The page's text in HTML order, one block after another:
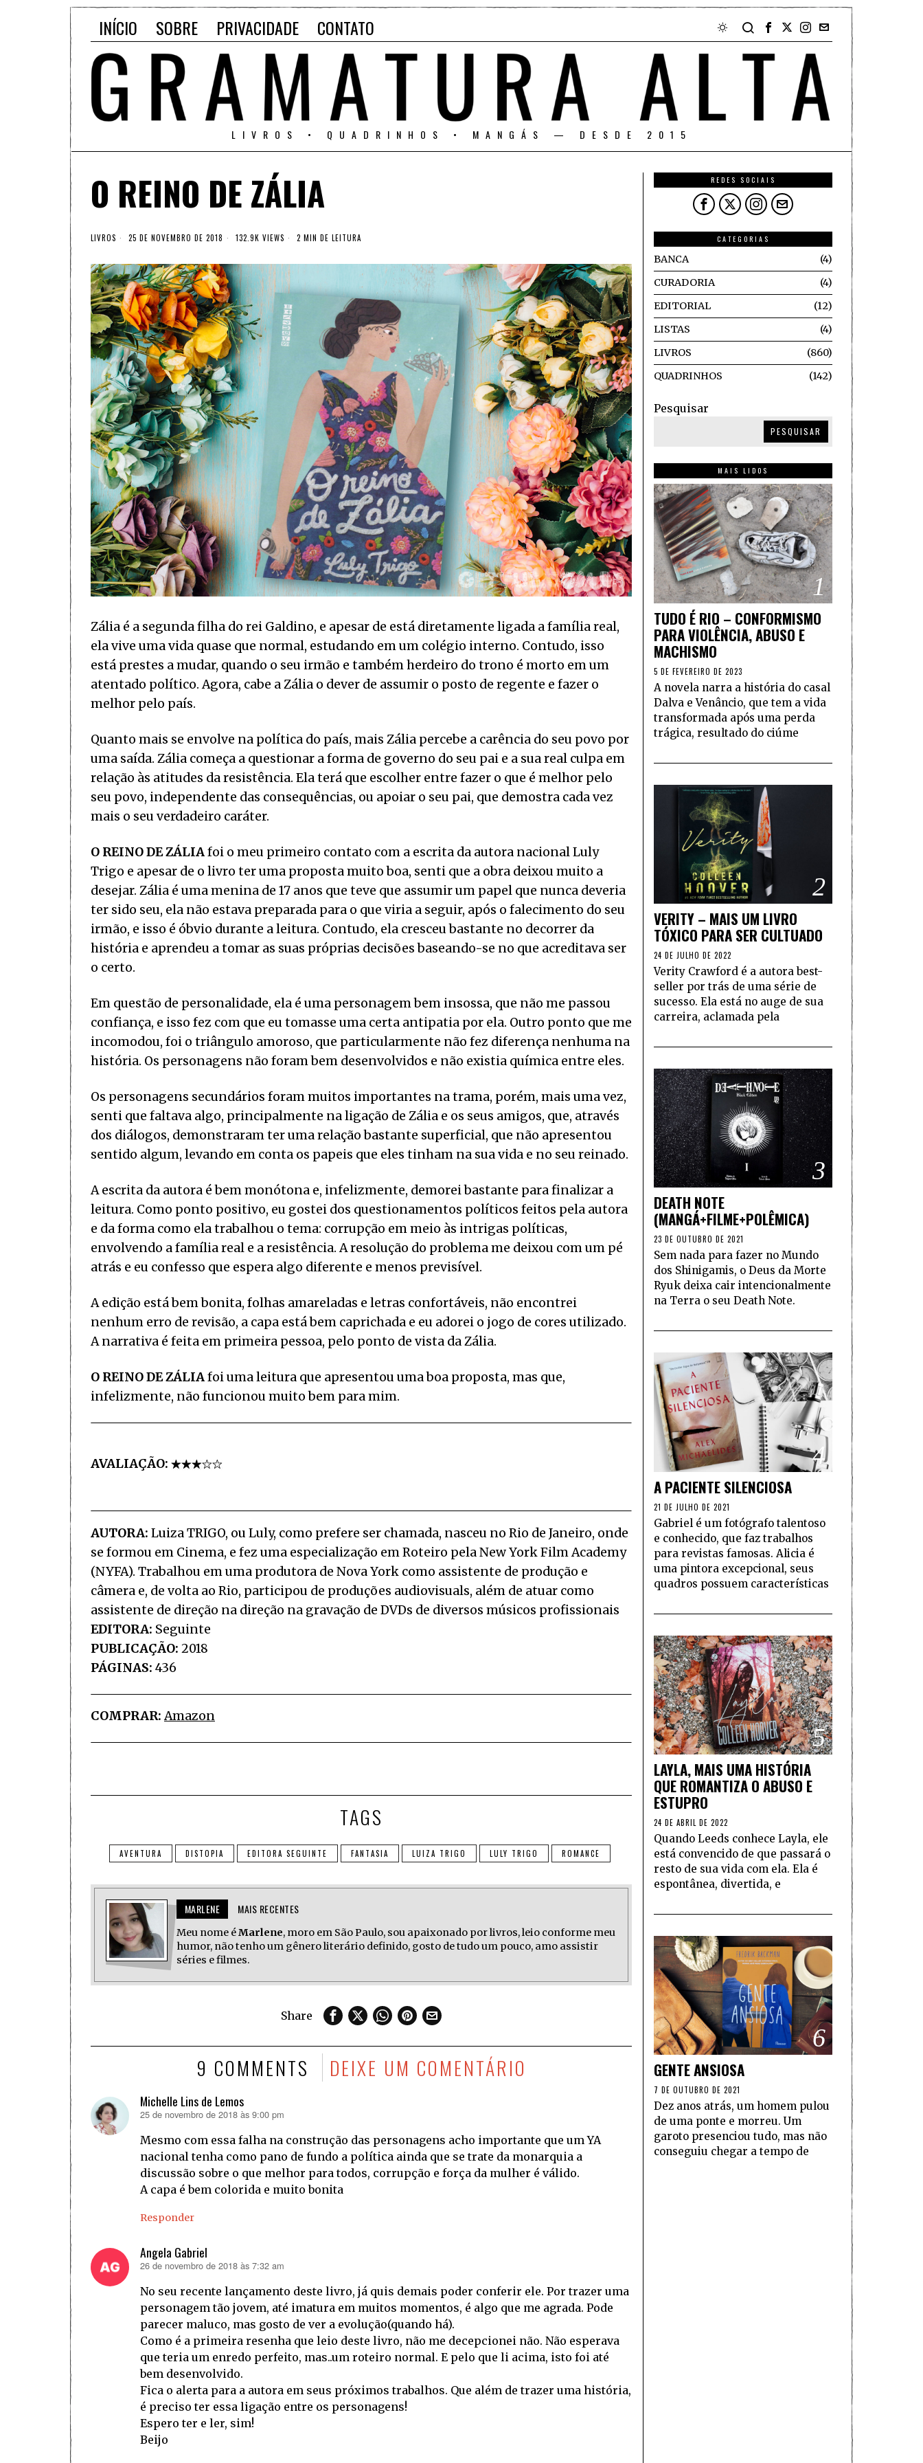
INÍCIO SOBRE PRIVACIDADE CONTATO
LIVROS • QUADRINHOS • MANGÁS — DESDE 2015
O REINO DE ZÁLIA
LIVROS 25 DE NOVEMBRO DE 2018 132.9K VIEWS 2 MIN DE LEITURA
Zália é a segunda filha do rei Galdino, e apesar de está diretamente ligada a família real,
ela vive uma vida quase que normal, estudando em um colégio interno. Contudo, isso
está prestes a mudar, quando o seu irmão e também herdeiro do trono é morto em um
atentado político. Agora, cabe a Zália o dever de assumir o posto de regente e fazer o
melhor pelo país.
Quanto mais se envolve na política do país, mais Zália percebe a carência do seu povo por
uma saída. Zália começa a questionar a forma de governo do seu pai e a sua real culpa em
relação às atitudes da resistência. Ela terá que escolher entre fazer o que é melhor pelo
seu povo, independente das consequências, ou apoiar o seu pai, que demostra cada vez
mais o seu verdadeiro caráter.
O REINO DE ZÁLIAfoi o meu primeiro contato com a escrita da autora nacional Luly
Trigo e apesar de o livro ter uma proposta muito boa, senti que a obra deixou muito a
desejar. Zália é uma menina de 17 anos que teve que assumir um papel que nunca deveria
ter sido seu, ela não estava preparada para o que viria a seguir, após o falecimento do seu
irmão, e isso é óbvio durante a leitura. Contudo, ela cresceu bastante no decorrer da
história e aprendeu a tomar as suas próprias decisões baseando-se no que acreditava ser
o certo.
Em questão de personalidade, ela é uma personagem bem insossa, que não me passou
confiança, e isso fez com que eu tomasse uma certa antipatia por ela. Outro ponto que me
incomodou, foi o triângulo amoroso, que particularmente não fez diferença nenhuma na
história. Os personagens não foram bem desenvolvidos e não existia química entre eles.
Os personagens secundários foram muitos importantes na trama, porém, mais uma vez,
senti que faltava algo, principalmente na ligação de Zália e os seus amigos, que, através
dos diálogos, demonstraram ter uma relação bastante superficial, que não apresentou
sentido algum, levando em conta os papeis que eles tinham na sua vida e no seu reinado.
A escrita da autora é bem monótona e, infelizmente, demorei bastante para finalizar a
leitura. Como ponto positivo, eu gostei dos questionamentos políticos feitos pela autora
e da forma como ela trabalhou o tema: corrupção em meio às intrigas políticas,
envolvendo a família real e a resistência. A resolução do problema me deixou com um pé
atrás e eu confesso que espera algo diferente e menos previsível.
A edição está bem bonita, folhas amareladas e letras confortáveis, não encontrei
nenhum erro de revisão, a capa está bem caprichada e eu adorei o jogo de cores utilizado.
A narrativa é feita em primeira pessoa, pelo ponto de vista da Zália.
O REINO DE ZÁLIAfoi uma leitura que apresentou uma boa proposta, mas que,
infelizmente, não funcionou muito bem para mim.
AVALIAÇÃO:
AUTORA: Luiza TRIGO, ou Luly, como prefere ser chamada, nasceu no Rio de Janeiro, onde
se formou em Cinema, e fez uma especialização em Roteiro pela New York Film Academy
(NYFA). Trabalhou em uma produtora de Nova York como assistente de produção e
câmera e, de volta ao Rio, participou de produções audiovisuals, além de atuar como
assistente de direção na direção na gravação de DVDs de diversos músicos profissionais
EDITORA: Seguinte
PUBLICAÇÃO: 2018
PÁGINAS: 436
COMPRAR: Amazon
TAGS
AVENTURA DISTOPIA EDITORA SEGUINTE FANTASIA LUIZA TRIGO LULY TRIGO ROMANCE
MARLENE MAIS RECENTES
Meu nome éMarlene, moro em São Paulo, sou apaixonado por livros, leio conforme meu
humor, não tenho um gênero literário definido, gosto de tudo um pouco, amo assistir
séries e filmes.
Share
9 COMMENTS DEIXE UM COMENTÁRIO
Michelle Lins de Lemos
disse:
25 de novembro de 2018 às 9:00 pm
Mesmo com essa falha na construção das personagens acho importante que um YA
nacional tenha como pano de fundo a política ainda que se trate da monarquia a
discussão sobre o que melhor para todos, corrupção e força da mulher é válido.
A capa é bem colorida e muito bonita
Responder
Angela Gabriel
disse:
26 de novembro de 2018 às 7:32 am
No seu recente lançamento deste livro, já quis demais poder conferir ele. Por trazer uma
personagem tão jovem, até imatura em muitos momentos, é algo que me agrada. Pode
parecer maluco, mas gosto de ver a evolução(quando há).
Como é a primeira resenha que leio deste livro, não me decepcionei não. Não esperava
que teria um enredo perfeito, mas..um roteiro normal. E pelo que li acima, isto foi até
bem desenvolvido.
Fica o alerta para a autora em seus próximos trabalhos. Que além de trazer uma história,
é preciso ter essa ligação entre os personagens!
Espero ter e ler, sim!
Beijo
REDES SOCIAIS
CATEGORIAS
BANCA
4
CURADORIA
4
EDITORIAL
12
LISTAS
4
LIVROS
860
QUADRINHOS
142
Pesquisar
PESQUISAR
MAIS LIDOS
1
TUDO É RIO – CONFORMISMO
PARA VIOLÊNCIA, ABUSO E
MACHISMO
5 DE FEVEREIRO DE 2023
A novela narra a história do casal
Dalva e Venâncio, que tem a vida
transformada após uma perda
trágica, resultado do ciúme
2
VERITY – MAIS UM LIVRO
TÓXICO PARA SER CULTUADO
24 DE JULHO DE 2022
Verity Crawford é a autora best-
seller por trás de uma série de
sucesso. Ela está no auge de sua
carreira, aclamada pela
3
DEATH NOTE
(MANGÁ+FILME+POLÊMICA)
23 DE OUTUBRO DE 2021
Sem nada para fazer no Mundo
dos Shinigamis, o Deus da Morte
Ryuk deixa cair intencionalmente
na Terra o seu Death Note.
4
A PACIENTE SILENCIOSA
21 DE JULHO DE 2021
Gabriel é um fotógrafo talentoso
e conhecido, que faz trabalhos
para revistas famosas. Alicia é
uma pintora excepcional, seus
quadros possuem características
5
LAYLA, MAIS UMA HISTÓRIA
QUE ROMANTIZA O ABUSO E
ESTUPRO
24 DE ABRIL DE 2022
Quando Leeds conhece Layla, ele
está convencido de que passará o
resto de sua vida com ela. Ela é
espontânea, divertida, e
6
GENTE ANSIOSA
7 DE OUTUBRO DE 2021
Dez anos atrás, um homem pulou
de uma ponte e morreu. Um
garoto presenciou tudo, mas não
conseguiu chegar a tempo de